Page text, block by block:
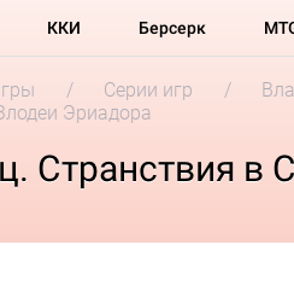
ККИ Берсерк
Серии игр
Эриадора
Странствия в